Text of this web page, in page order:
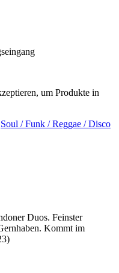
um Produkte in
Soul / Funk / Reggae / Disco
Duos. Feinster
Kommt im